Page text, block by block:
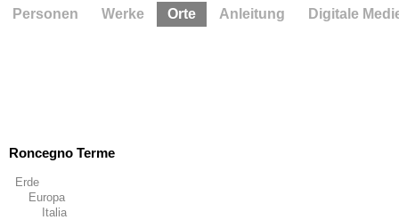
Roncegno Terme
Erde
Europa
Italia
Personen Werke Orte Anleitung Digitale